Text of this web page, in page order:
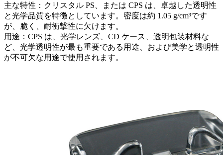
主な特性：クリスタル PS、または CPS は、卓越した透明性
と光学品質を特徴としています。密度は約 1.05 g/cm³です
が、脆く、耐衝撃性に欠けます。
用途：CPS は、光学レンズ、CD ケース、透明包装材料な
ど、光学透明性が最も重要である用途、および美学と透明性
が不可欠な用途で使用されます。